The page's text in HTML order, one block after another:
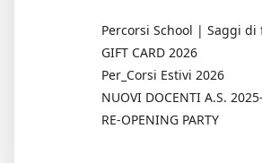
Percorsi School | Saggi di
GIFT CARD 2026
Per_Corsi Estivi 2026
NUOVI DOCENTI A.S.
RE-OPENING PARTY